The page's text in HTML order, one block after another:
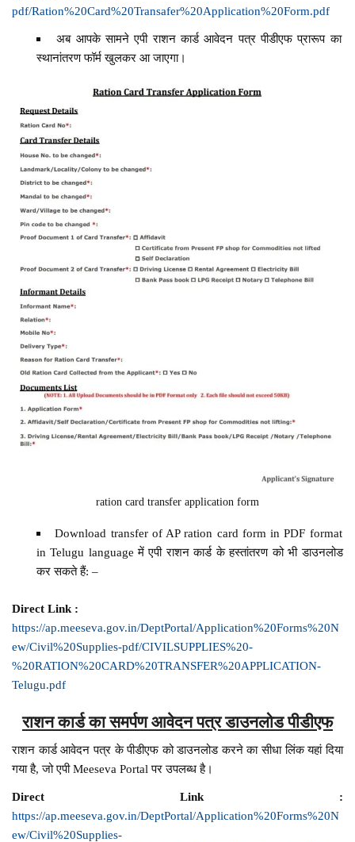
pdf/Ration%20Card%20Transafer%20Application%20Form.pdf
अब आपके सामने एपी राशन कार्ड आवेदन पत्र पीडीएफ प्रारूप का
स्थानांतरण फॉर्म खुलकर आ जाएगा।
ration card transfer application form
Download transfer of AP ration card form in PDF format
in Telugu language में एपी राशन कार्ड के हस्तांतरण को भी डाउनलोड
कर सकते हैं: –
Direct Link :
https://ap.meeseva.gov.in/DeptPortal/Application%20Forms%20N
ew/Civil%20Supplies-pdf/CIVILSUPPLIES%20-
%20RATION%20CARD%20TRANSFER%20APPLICATION-
Telugu.pdf
राशन कार्ड का समर्पण आवेदन पत्र डाउनलोड पीडीएफ
राशन कार्ड आवेदन पत्र के पीडीएफ को डाउनलोड करने का सीधा लिंक यहां दिया
गया है, जो एपी Meeseva Portal पर उपलब्ध है।
Direct Link :
https://ap.meeseva.gov.in/DeptPortal/Application%20Forms%20N
ew/Civil%20Supplies-